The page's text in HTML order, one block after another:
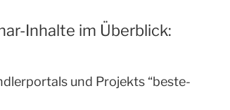
Inhalte im Überblick:
und Projekts “beste-